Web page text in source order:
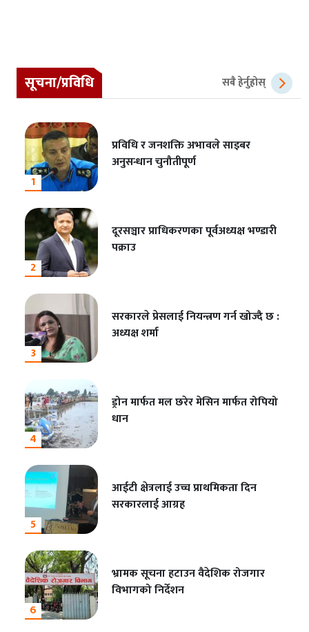
सूचना/प्रविधि सबै हेर्नुहोस्
1
प्रविधि र जनशक्ति अभावले साइबर
अनुसन्धान चुनौतीपूर्ण
2
दूरसञ्चार प्राधिकरणका पूर्वअध्यक्ष भण्डारी
पक्राउ
3
सरकारले प्रेसलाई नियन्त्रण गर्न खोज्दै छ :
अध्यक्ष शर्मा
4
ड्रोन मार्फत मल छरेर मेसिन मार्फत रोपियो
धान
5
आईटी क्षेत्रलाई उच्च प्राथमिकता दिन
सरकारलाई आग्रह
6
भ्रामक सूचना हटाउन वैदेशिक रोजगार
विभागको निर्देशन